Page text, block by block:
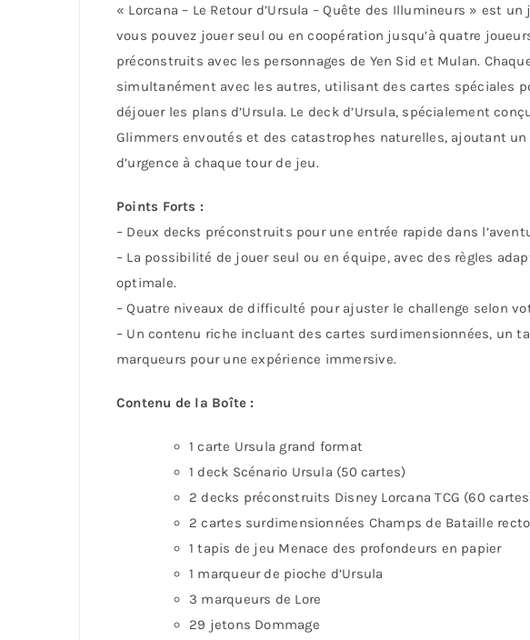
« Lorcana – Le Retour d’Ursula – Quête des Illumineurs » est
vous pouvez jouer seul ou en coopération jusqu’à quatre
préconstruits avec les personnages de Yen Sid et Mulan.
simultanément avec les autres, utilisant des cartes spéciales
déjouer les plans d’Ursula. Le deck d’Ursula, spécialement
Glimmers envoutés et des catastrophes naturelles, ajoutant
d’urgence à chaque tour de jeu.
Points Forts :
– Deux decks préconstruits pour une entrée rapide dans
– La possibilité de jouer seul ou en équipe, avec des règles
optimale.
– Quatre niveaux de difficulté pour ajuster le challenge selon
– Un contenu riche incluant des cartes surdimensionnées, un
marqueurs pour une expérience immersive.
Contenu de la Boîte :
1 carte Ursula grand format
1 deck Scénario Ursula (50 cartes)
2 decks préconstruits Disney Lorcana TCG (60
2 cartes surdimensionnées Champs de Bataille
1 tapis de jeu Menace des profondeurs en papier
1 marqueur de pioche d’Ursula
3 marqueurs de Lore
29 jetons Dommage